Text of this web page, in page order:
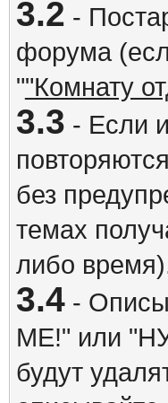
3.2 -
форума
""Комнату
3.3 - Если
без
темах
либо
3.4-
ME!" или
будут